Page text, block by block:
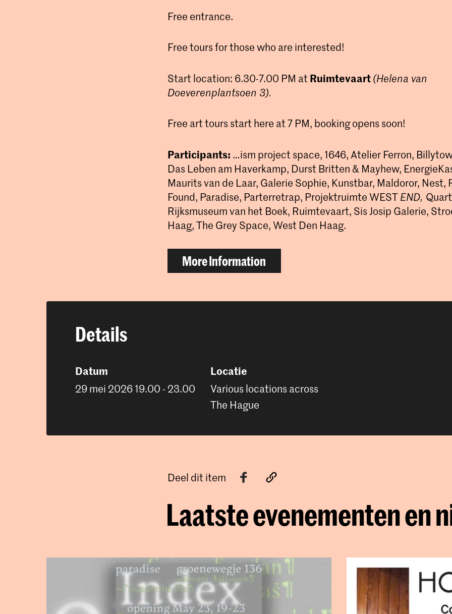
Free entrance.
Free tours for those who are interested!
Start location: 6.30-7.00 PM at Ruimtevaart(Helena van
Doeverenplantsoen 3).
Free art tours start here at 7 PM, booking opens soon!
Participants: …ism project space, 1646, Atelier Ferron,
Das Leben am Haverkamp, Durst Britten & Mayhew,
Maurits van de Laar, Galerie Sophie, Kunstbar, Maldoror, Nest,
Found, Paradise, Parterretrap, Projektruimte WESTEND,
Rijksmuseum van het Boek, Ruimtevaart, Sis Josip Galerie,
Haag, The Grey Space, West Den Haag.
More Information
Details
Datum
29 mei 2026 19.00 - 23.00
Locatie
Various locations across
The Hague
Deel dit item
Laatste evenementen en